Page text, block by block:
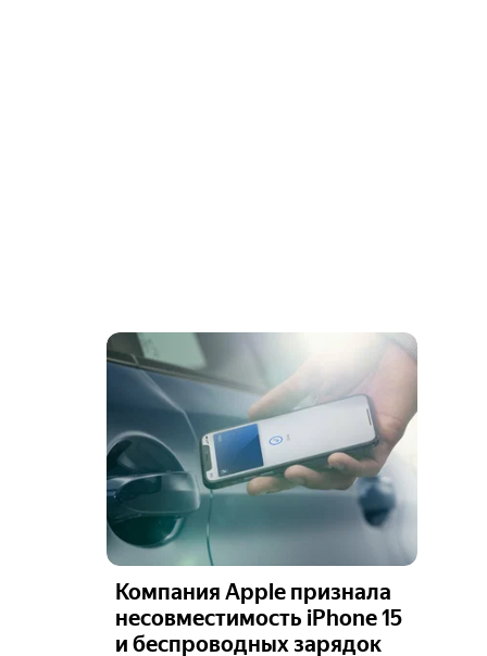
Компания Apple признала
несовместимость iPhone 15
и беспроводных зарядок